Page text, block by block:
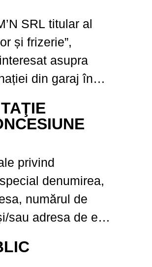
menţionat,
MONICA
Paşcani, str.
SRL titular al
și frizerie”,
asupra
din garaj în
în
str. Ștefan cel
privind
denumirea,
numărul de
sau adresa de e-
comuna